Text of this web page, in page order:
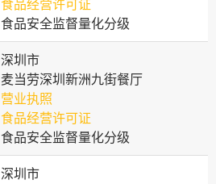
食品经营许可证
食品安全监督量化分级
深圳市
麦当劳深圳新洲九街餐厅
营业执照
食品经营许可证
食品安全监督量化分级
深圳市